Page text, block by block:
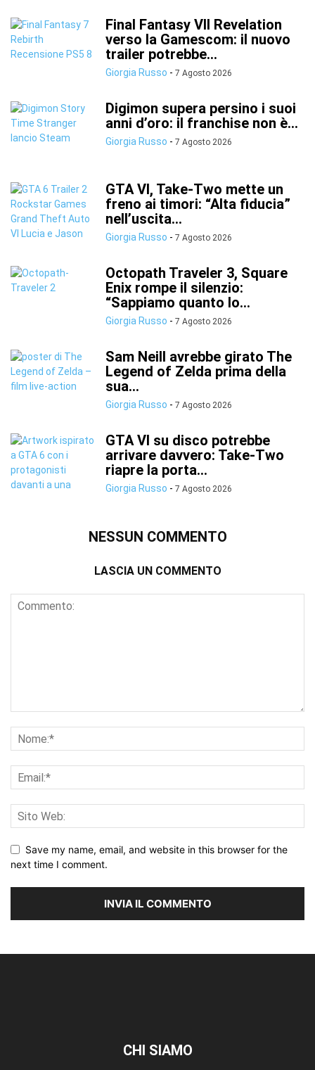
Final Fantasy VII Revelation
verso la Gamescom: il nuovo
trailer potrebbe...
Giorgia Russo - 7 Agosto 2026
Digimon supera persino i suoi
anni d’oro: il franchise non è...
Giorgia Russo - 7 Agosto 2026
GTA VI, Take-Two mette un
freno ai timori: “Alta fiducia”
nell’uscita...
Giorgia Russo - 7 Agosto 2026
Octopath Traveler 3, Square
Enix rompe il silenzio:
“Sappiamo quanto lo...
Giorgia Russo - 7 Agosto 2026
Sam Neill avrebbe girato The
Legend of Zelda prima della
sua...
Giorgia Russo - 7 Agosto 2026
GTA VI su disco potrebbe
arrivare davvero: Take-Two
riapre la porta...
Giorgia Russo - 7 Agosto 2026
NESSUN COMMENTO
LASCIA UN COMMENTO
Save my name, email, and website in this browser for the
next time I comment.
CHI SIAMO